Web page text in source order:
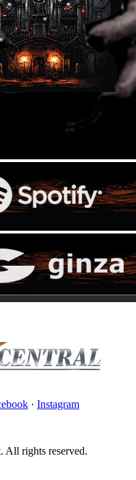
· Instagram
All rights reserved.